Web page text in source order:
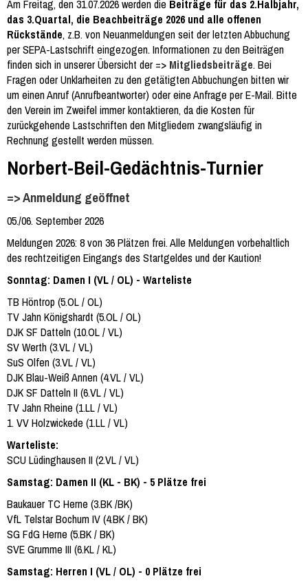
Am Freitag, den 31.07.2026 werden die Beiträge für das 2.Halbjahr,
das 3.Quartal, die Beachbeiträge 2026 und alle offenen
Rückstände, z.B. von Neuanmeldungen seit der letzten Abbuchung
per SEPA-Lastschrift eingezogen. Informationen zu den Beiträgen
finden sich in unserer Übersicht der => Mitgliedsbeiträge. Bei
Fragen oder Unklarheiten zu den getätigten Abbuchungen bitten wir
um einen Anruf (Anrufbeantworter) oder eine Anfrage per E-Mail. Bitte
den Verein im Zweifel immer kontaktieren, da die Kosten für
zurückgehende Lastschriften den Mitgliedern zwangsläufig in
Rechnung gestellt werden müssen.
Norbert-Beil-Gedächtnis-Turnier
=> Anmeldung geöffnet
05./06. September 2026
Meldungen 2026: 8 von 36 Plätzen frei. Alle Meldungen vorbehaltlich
des rechtzeitigen Eingangs des Startgeldes und der Kaution!
Sonntag: Damen I (VL / OL) - Warteliste
TB Höntrop (5.OL / OL)
TV Jahn Königshardt (5.OL / OL)
DJK SF Datteln (10.OL / VL)
SV Werth (3.VL / VL)
SuS Olfen (3.VL / VL)
DJK Blau-Weiß Annen (4.VL / VL)
DJK SF Datteln II (6.VL / VL)
TV Jahn Rheine (1.LL / VL)
1. VV Holzwickede (1.LL / VL)
Warteliste:
SCU Lüdinghausen II (2.VL / VL)
Samstag: Damen II (KL - BK) - 5 Plätze frei
Baukauer TC Herne (3.BK /BK)
VfL Telstar Bochum IV (4.BK / BK)
SG FdG Herne (5.BK / BK)
SVE Grumme III (6.KL / KL)
Samstag: Herren I (VL / OL) - 0 Plätze frei